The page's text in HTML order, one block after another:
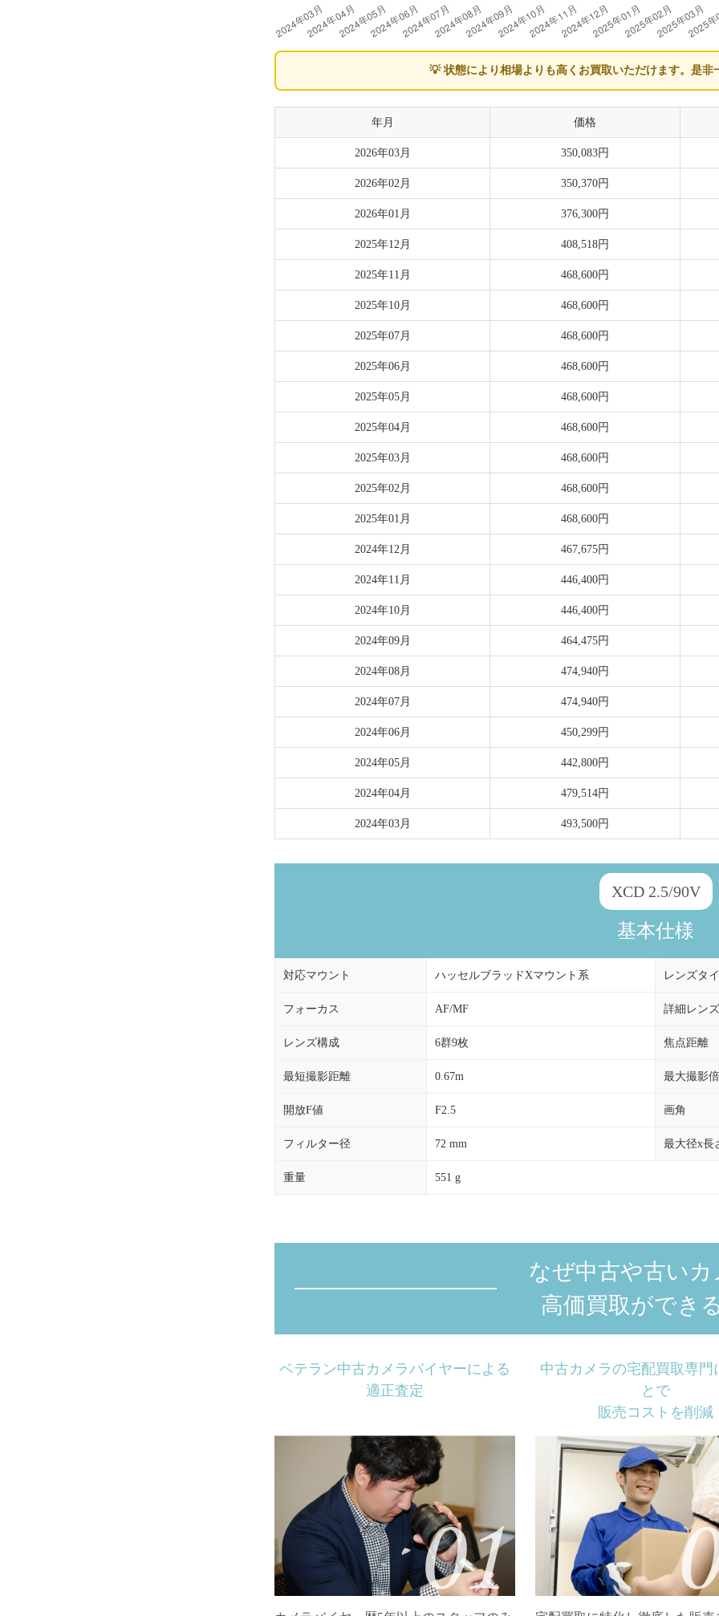
💡 状態により相場よりも高くお買取いただけます。 是非
年月 価格
2026年03月 350,083円
2026年02月 350,370円
2026年01月 376,300円
2025年12月 408,518円
2025年11月 468,600円
2025年10月 468,600円
2025年07月 468,600円
2025年06月 468,600円
2025年05月 468,600円
2025年04月 468,600円
2025年03月 468,600円
2025年02月 468,600円
2025年01月 468,600円
2024年12月 467,675円
2024年11月 446,400円
2024年10月 446,400円
2024年09月 464,475円
2024年08月 474,940円
2024年07月 474,940円
2024年06月 450,299円
2024年05月 442,800円
2024年04月 479,514円
2024年03月 493,500円
XCD 2.5/90V
基本仕様
対応マウント ハッセルブラッドXマウント系 レンズタ
フォーカス AF/MF 詳細レン
レンズ構成 6群9枚 焦点距離
最短撮影距離 0.67m 最大撮影
開放F値 F2.5 画角
フィルター径 72 mm 最大径x長
重量 551 g
なぜ中古や古い
高価買取ができ
ベテラン中古カメラバイヤーによる
適正査定
中古カメラの宅配買取専門
とで
販売コストを削減